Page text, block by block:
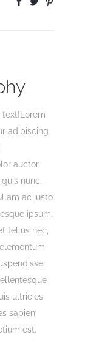
adipiscing
auctor
nunc.
ac justo
ipsum.
tellus nec,
ultricies
sapien
est.